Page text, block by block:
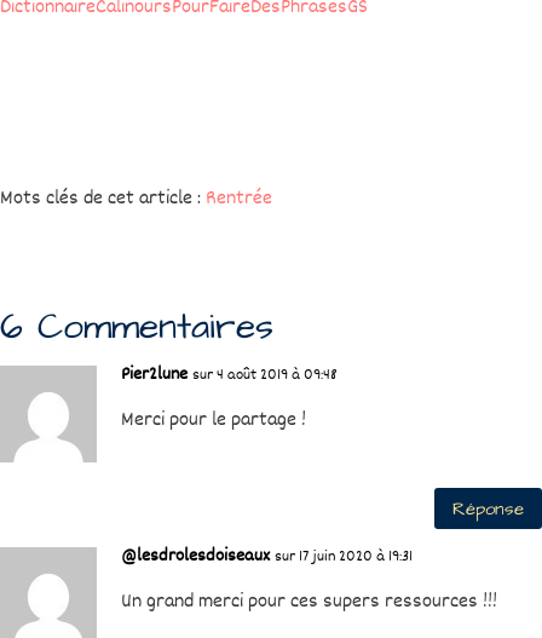
DictionnaireCalinoursPourFaireDesPhrasesGS
Mots clés de cet article : Rentrée
6 Commentaires
Pier2lune sur 4 août 2019 à 09:48
Merci pour le partage !
Réponse
@lesdrolesdoiseaux sur 17 juin 2020 à 19:31
Un grand merci pour ces supers ressources !!!